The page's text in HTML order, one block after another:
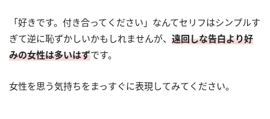
「好きです。付き合ってください」なんてセリフはシンプルす
ぎて逆に恥ずかしいかもしれませんが、 遠回しな告白より好
みの女性は多いはずです。
女性を思う気持ちをまっすぐに表現してみてください。